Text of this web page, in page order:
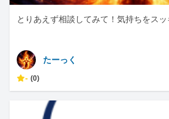
とりあえず相談してみて！気持ちをスッ
たーっく
- (0)